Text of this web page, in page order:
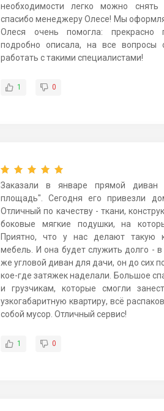
необходимости легко можно снять
спасибо менеджеру Олесе! Мы
Олеся очень помогла: прекрасно
подробно описала, на все вопросы
работать с такими специалистами!
1 0
Заказали в январе прямой
площадь". Сегодня его привезли
Отличный по качеству - ткани,
боковые мягкие подушки, на
Приятно, что у нас делают такую
мебель. И она будет служить долго - в
же угловой диван для дачи, он до сих
кое-где затяжек наделали. Большое
и грузчикам, которые смогли
узкогабаритную квартиру, всё
собой мусор. Отличный сервис!
1 0